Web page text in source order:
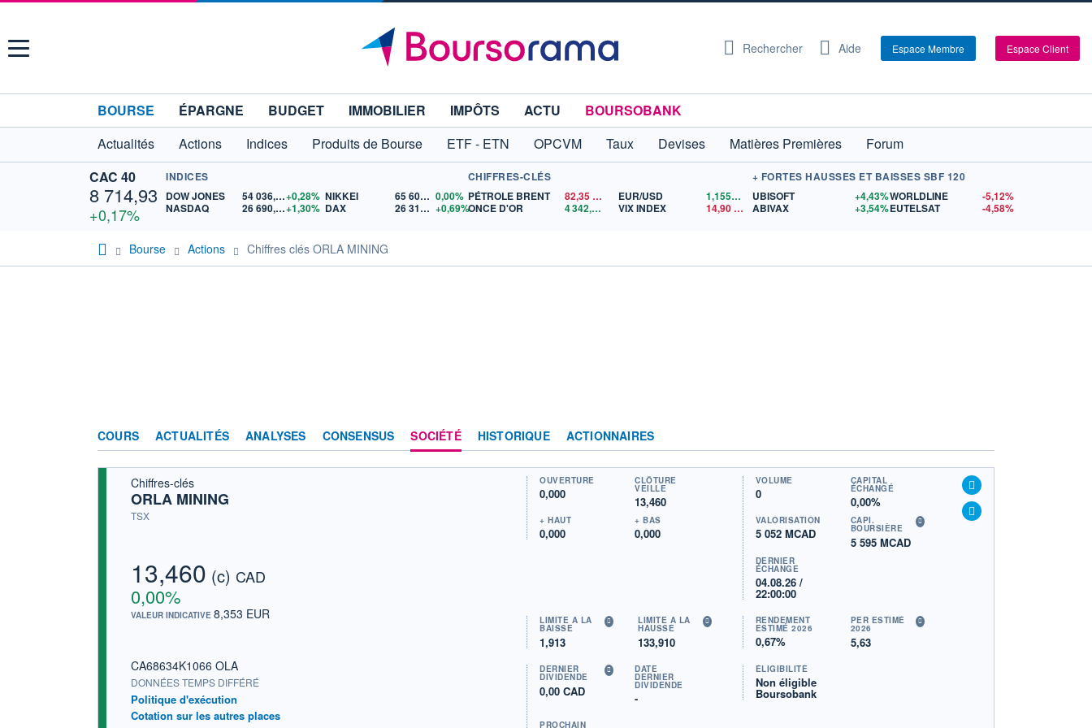
Menu Rechercher Aide Espace Membre Espace Client
BOURSE ÉPARGNE BUDGET IMMOBILIER IMPÔTS ACTU
BOURSOBANK
Actualités
Actions Indices Produits de Bourse ETF - ETN OPCVM Taux Devises Matières Premières
Forum
CAC 40
8 714,93
+0,17%
INDICES
DOW JONES
54 036,93+0,28%
NASDAQ
26 690,62+1,30%
NIKKEI 65 606,71 0,00%
DAX
26 319,45 +0,69%
CHIFFRES-CLÉS
PÉTROLE BRENT
82,35$US
ONCE D'OR
4 342,26 $US
EUR/USD 1,1559$US
VIX INDEX
14,90
+ FORTES HAUSSES ET BAISSES SBF 120
UBISOFT
+4,43%
ABIVAX
+3,54%
WORLDLINE
-5,12%
EUTELSAT
-4,58%
Bourse Actions Chiffres clés ORLA MINING
COURS ACTUALITÉS ANALYSES CONSENSUS SOCIÉTÉ HISTORIQUE ACTIONNAIRES
Chiffres-clés
ORLA MINING
TSX
13,460 (c) CAD
0,00%
VALEUR INDICATIVE 8,353 EUR
CA68634K1066 OLA
DONNÉES TEMPS DIFFÉRÉ
Politique d'exécution
Cotation sur les autres places
OUVERTURE
0,000
CLÔTURE
VEILLE
13,460
+ HAUT
0,000
+ BAS
0,000
VOLUME
0
CAPITAL
ÉCHANGÉ
0,00%
VALORISATION
5 052 MCAD
CAPI.
BOURSIÈRE
5 595 MCAD
DERNIER
ÉCHANGE
04.08.26 /
22:00:00
LIMITE À LA
BAISSE
1,913
LIMITE À LA
HAUSSE
133,910
RENDEMENT
ESTIMÉ 2026
0,67%
PER ESTIMÉ
2026
5,63
DERNIER
DIVIDENDE
0,00 CAD
DATE
DERNIER
DIVIDENDE
-
PROCHAIN
ÉLIGIBILITÉ
Non éligible
Boursobank